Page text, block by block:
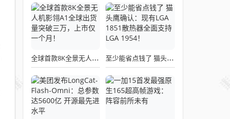
全球首款8K全景无人机影翎A1全球出货量突破三万，上市仅一个月！ 至少能省点钱了 猫头鹰确认：现有LGA 1851散热器全面支持LGA 1954！